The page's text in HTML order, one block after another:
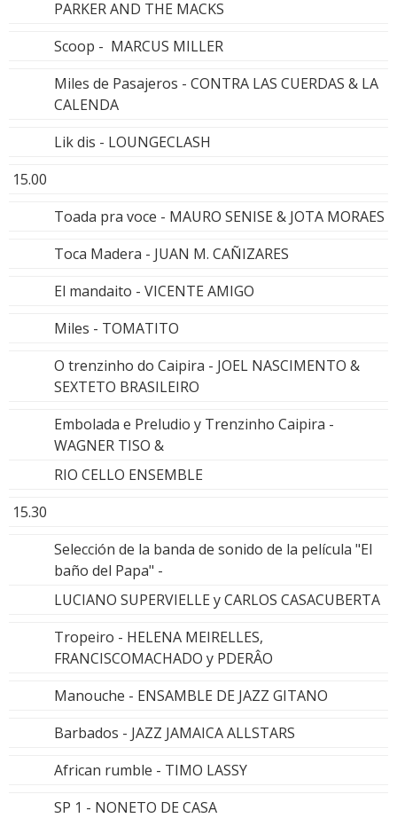
PARKER AND THE MACKS
Scoop - MARCUS MILLER
Miles de Pasajeros - CONTRA LAS CUERDAS & LA
CALENDA
Lik dis - LOUNGECLASH
15.00
Toada pra voce - MAURO SENISE & JOTA MORAES
Toca Madera - JUAN M. CAÑIZARES
El mandaito - VICENTE AMIGO
Miles - TOMATITO
O trenzinho do Caipira - JOEL NASCIMENTO &
SEXTETO BRASILEIRO
Embolada e Preludio y Trenzinho Caipira -
WAGNER TISO &
RIO CELLO ENSEMBLE
15.30
Selección de la banda de sonido de la película "El
baño del Papa" -
LUCIANO SUPERVIELLE y CARLOS CASACUBERTA
Tropeiro - HELENA MEIRELLES,
FRANCISCOMACHADO y PDERÂO
Manouche - ENSAMBLE DE JAZZ GITANO
Barbados - JAZZ JAMAICA ALLSTARS
African rumble - TIMO LASSY
SP 1 - NONETO DE CASA